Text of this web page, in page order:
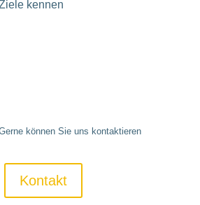
kennen
können Sie uns kontaktieren
Kontakt